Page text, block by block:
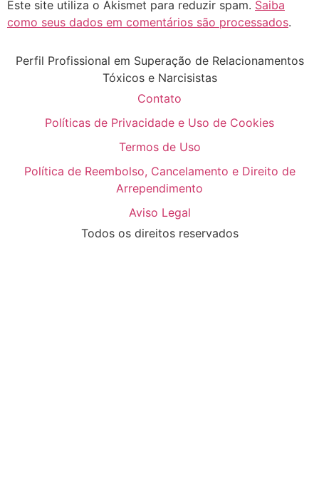
Este site utiliza o Akismet para reduzir spam. Saiba
como seus dados em comentários são processados.
Perfil Profissional em Superação de Relacionamentos
Tóxicos e Narcisistas
Contato
Políticas de Privacidade e Uso de Cookies
Termos de Uso
Política de Reembolso, Cancelamento e Direito de
Arrependimento
Aviso Legal
Todos os direitos reservados